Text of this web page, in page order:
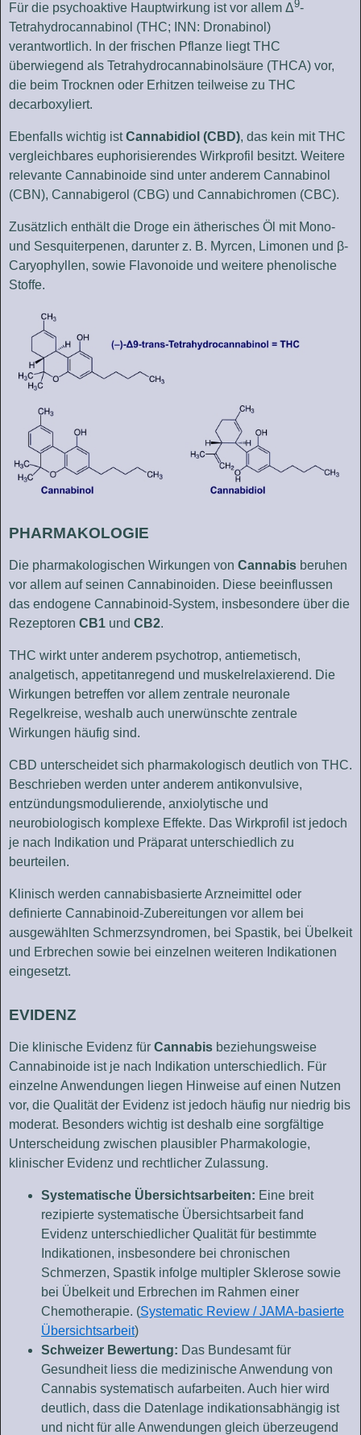
Für die psychoaktive Hauptwirkung ist vor allem Δ9-
Tetrahydrocannabinol (THC; INN: Dronabinol)
verantwortlich. In der frischen Pflanze liegt THC
überwiegend als Tetrahydrocannabinolsäure (THCA) vor,
die beim Trocknen oder Erhitzen teilweise zu THC
decarboxyliert.
Ebenfalls wichtig istCannabidiol (CBD), das kein mit THC
vergleichbares euphorisierendes Wirkprofil besitzt. Weitere
relevante Cannabinoide sind unter anderem Cannabinol
(CBN), Cannabigerol (CBG) und Cannabichromen (CBC).
Zusätzlich enthält die Droge ein ätherisches Öl mit Mono-
und Sesquiterpenen, darunter z. B. Myrcen, Limonen und β-
Caryophyllen, sowie Flavonoide und weitere phenolische
Stoffe.
PHARMAKOLOGIE
Die pharmakologischen Wirkungen von Cannabis beruhen
vor allem auf seinen Cannabinoiden. Diese beeinflussen
das endogene Cannabinoid-System, insbesondere über die
Rezeptoren CB1 und CB2.
THC wirkt unter anderem psychotrop, antiemetisch,
analgetisch, appetitanregend und muskelrelaxierend. Die
Wirkungen betreffen vor allem zentrale neuronale
Regelkreise, weshalb auch unerwünschte zentrale
Wirkungen häufig sind.
CBD unterscheidet sich pharmakologisch deutlich von THC.
Beschrieben werden unter anderem antikonvulsive,
entzündungsmodulierende, anxiolytische und
neurobiologisch komplexe Effekte. Das Wirkprofil ist jedoch
je nach Indikation und Präparat unterschiedlich zu
beurteilen.
Klinisch werden cannabisbasierte Arzneimittel oder
definierte Cannabinoid-Zubereitungen vor allem bei
ausgewählten Schmerzsyndromen, bei Spastik, bei Übelkeit
und Erbrechen sowie bei einzelnen weiteren Indikationen
eingesetzt.
EVIDENZ
Die klinische Evidenz für Cannabis beziehungsweise
Cannabinoide ist je nach Indikation unterschiedlich. Für
einzelne Anwendungen liegen Hinweise auf einen Nutzen
vor, die Qualität der Evidenz ist jedoch häufig nur niedrig bis
moderat. Besonders wichtig ist deshalb eine sorgfältige
Unterscheidung zwischen plausibler Pharmakologie,
klinischer Evidenz und rechtlicher Zulassung.
Systematische Übersichtsarbeiten: Eine breit
rezipierte systematische Übersichtsarbeit fand
Evidenz unterschiedlicher Qualität für bestimmte
Indikationen, insbesondere bei chronischen
Schmerzen, Spastik infolge multipler Sklerose sowie
bei Übelkeit und Erbrechen im Rahmen einer
Chemotherapie. (Systematic Review / JAMA-basierte
Übersichtsarbeit)
Schweizer Bewertung: Das Bundesamt für
Gesundheit liess die medizinische Anwendung von
Cannabis systematisch aufarbeiten. Auch hier wird
deutlich, dass die Datenlage indikationsabhängig ist
und nicht für alle Anwendungen gleich überzeugend